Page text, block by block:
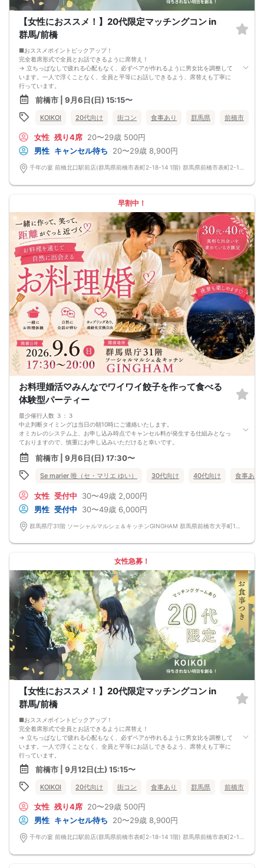
【女性におススメ！】20代限定マッチングコン in
群馬/前橋
■おススメポイントピックアップ！
完全着席形式で全員とお話できるように席替え！
→ 立ちっぱなしで疲れる心配もなく、必ずペアが作れるように男女比を調整して
います。一人で浮くことなく、全員と平等にお話しできるよう、席替えも丁寧に
行っています。
会話を盛り上げるプロフィールシート！
→ 趣味や好みからスムーズに会話がスタート！「何を話そう…」と悩むことな
く、共通の話題で盛り上がれます。
自然なつながりをサポートするマッチングゲーム開催！
返却されるので安心です。
■最少催行人数
男女2対2
■中止判断タイミング
前日20時、または開催6時間前の時点で最少開催人数に満たない場合
→ お酒が飲めない方にはソフトドリンクも豊富にご用意しています！
前橋市 | 9月6日(日) 15:15〜
KOIKOI 20代向け 街コン 食事あり 群馬県 前橋市
女性 残り4席 20〜29歳 500円
男性 キャンセル待ち 20〜29歳 8,900円
早割中！
お料理婚活♡みんなでワイワイ餃子を作って食べる
体験型パーティー
最少催行人数 ３：３
中止判断タイミングは当日の朝10時にご連絡いたします。
オミカレのシステム上、お申し込み時点でキャンセル料が発生する仕組みとなっ
ておりますので、慎重にお申し込みいただけると幸いです。
前橋市 | 9月6日(日) 17:30〜
Se marier 唯（セ・マリエ ゆい） 30代向け 40代向け 食事あり
女性 受付中 30〜49歳 2,000円
男性 受付中 30〜49歳 6,000円
女性急募！
【女性におススメ！】20代限定マッチングコン in
群馬/前橋
■おススメポイントピックアップ！
完全着席形式で全員とお話できるように席替え！
→ 立ちっぱなしで疲れる心配もなく、必ずペアが作れるように男女比を調整して
います。一人で浮くことなく、全員と平等にお話しできるよう、席替えも丁寧に
行っています。
会話を盛り上げるプロフィールシート！
→ 趣味や好みからスムーズに会話がスタート！「何を話そう…」と悩むことな
く、共通の話題で盛り上がれます。
自然なつながりをサポートするマッチングゲーム開催！
返却されるので安心です。
■最少催行人数
男女2対2
■中止判断タイミング
前日20時、または開催6時間前の時点で最少開催人数に満たない場合
前橋市 | 9月12日(土) 15:15〜
KOIKOI 20代向け 街コン 食事あり 群馬県 前橋市
女性 残り4席 20〜29歳 500円
男性 キャンセル待ち 20〜29歳 8,900円